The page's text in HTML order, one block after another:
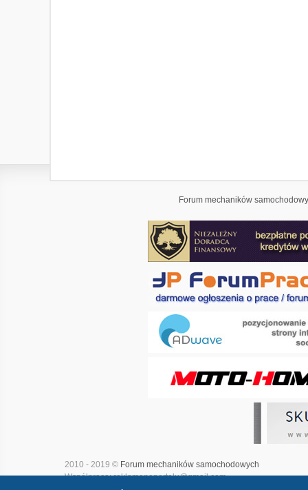
Forum mechaników
2010 - 2019 © Forum mechaników samochodowych
Współpraca: reklamanaportalu@gmail.com